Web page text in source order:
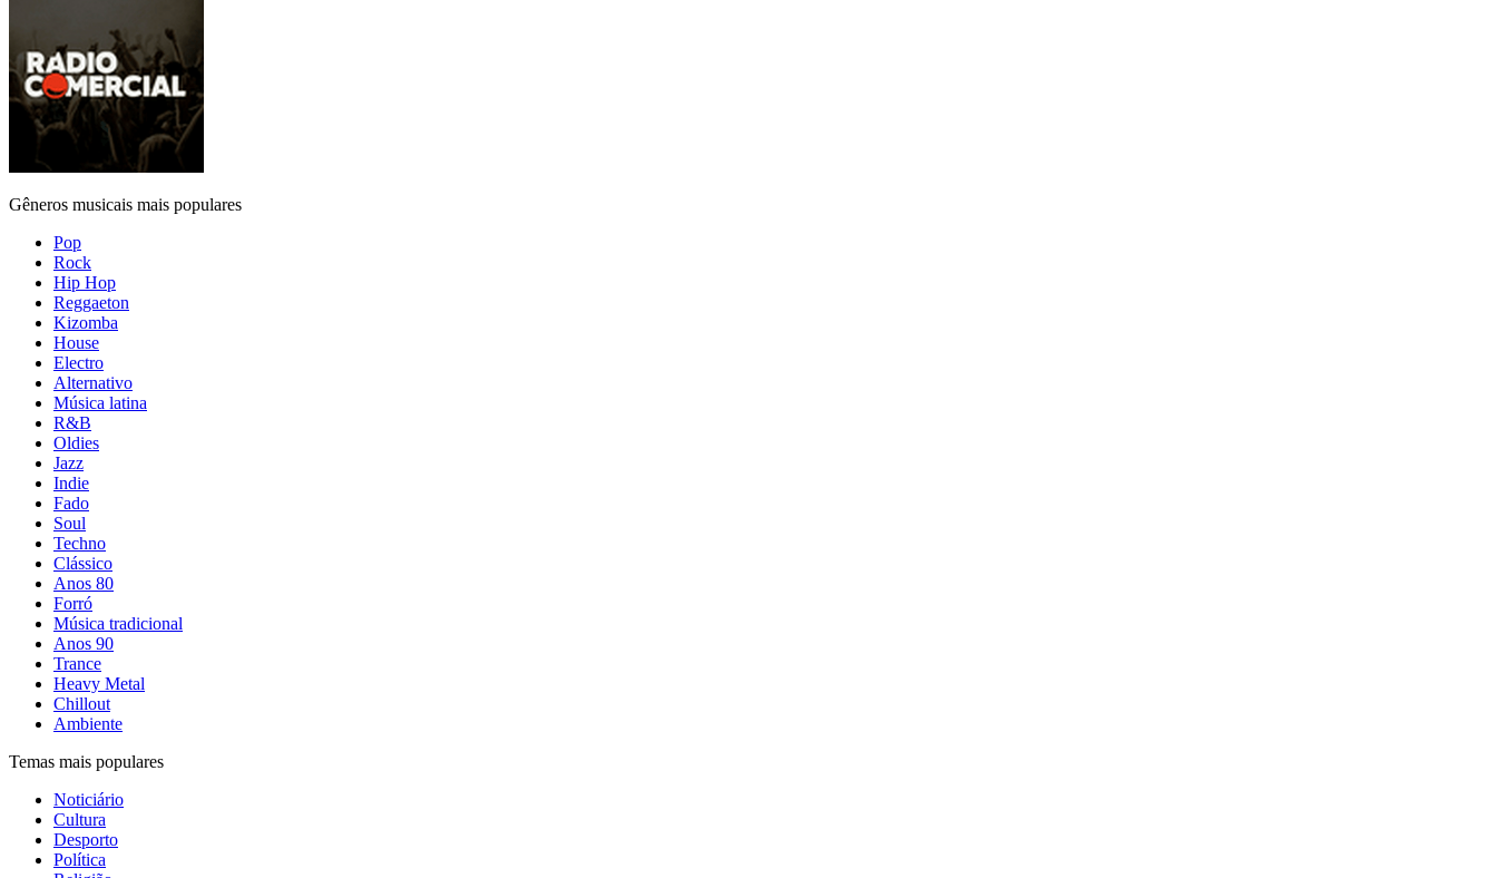
Gêneros musicais mais populares
Pop
Rock
Hip Hop
Reggaeton
Kizomba
House
Electro
Alternativo
Música latina
R&B
Oldies
Jazz
Indie
Fado
Soul
Techno
Clássico
Anos 80
Forró
Música tradicional
Anos 90
Trance
Heavy Metal
Chillout
Ambiente
Temas mais populares
Noticiário
Cultura
Desporto
Política